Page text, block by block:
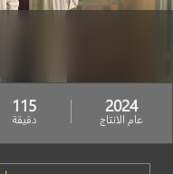
2024
عام الانتاج
115
دقيقة